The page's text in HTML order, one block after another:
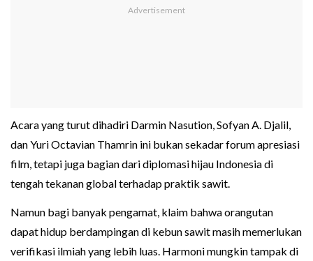
Acara yang turut dihadiri Darmin Nasution, Sofyan A. Djalil,
dan Yuri Octavian Thamrin ini bukan sekadar forum apresiasi
film, tetapi juga bagian dari diplomasi hijau Indonesia di
tengah tekanan global terhadap praktik sawit.
Namun bagi banyak pengamat, klaim bahwa orangutan
dapat hidup berdampingan di kebun sawit masih memerlukan
verifikasi ilmiah yang lebih luas. Harmoni mungkin tampak di